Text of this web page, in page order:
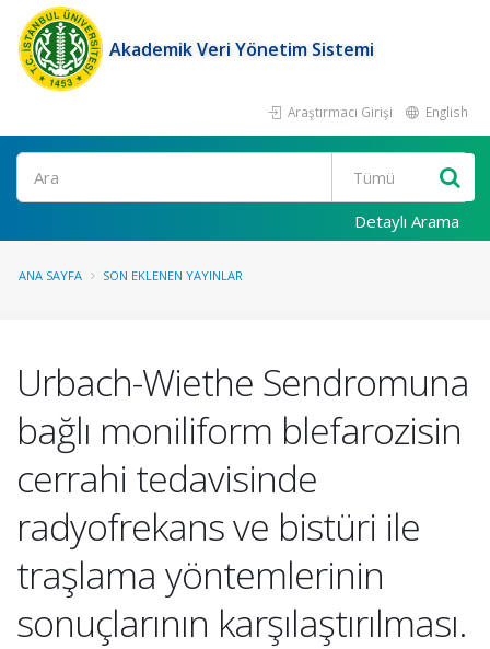
Akademik Veri Yönetim Sistemi
Araştırmacı Girişi English
Ara
Detaylı Arama
ANA SAYFA SON EKLENEN YAYINLAR
Urbach-Wiethe Sendromuna
bağlı moniliform blefarozisin
cerrahi tedavisinde
radyofrekans ve bistüri ile
traşlama yöntemlerinin
sonuçlarının karşılaştırılması.